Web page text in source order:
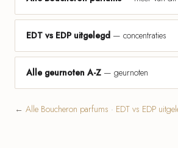
EDT vs EDP uitgelegd — concentraties
Alle geurnoten A-Z — geurnoten
← Alle Boucheron parfums · EDT vs EDP